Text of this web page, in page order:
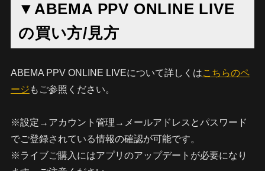
▼ABEMA PPV ONLINE LIVE
の買い方/見方
ABEMA PPV ONLINE LIVEについて詳しくはこちらのペ
ージ もご参照ください。
※設定→アカウント管理→メールアドレスとパスワード
でご登録されている情報の確認が可能です。
※ライブご購入にはアプリのアップデートが必要になり